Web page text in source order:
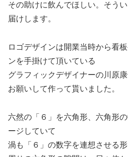
その助けに飲んでほしい。そう
届けします︎。
ロゴデザインは開業当時から看
ンを手掛けて頂いている
グラフィックデザイナーの川原
お願いして作って貰いました。
六然の「６」を六角形、六角形
ージしていて
渦も「６」の数字を連想させる